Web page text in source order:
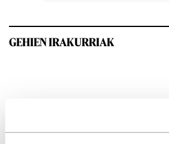
GEHIEN IRAKURRIAK